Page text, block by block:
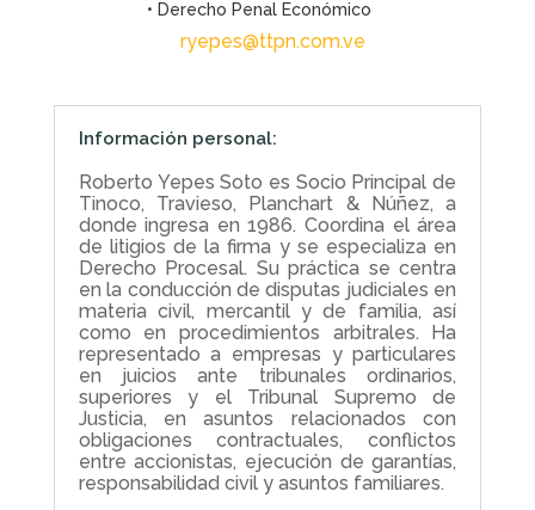
• Derecho Penal Económico
ryepes@ttpn.com.ve
Información personal:
Roberto Yepes Soto es Socio Principal de
Tinoco, Travieso, Planchart & Núñez, a
donde ingresa en 1986. Coordina el área
de litigios de la firma y se especializa en
Derecho Procesal. Su práctica se centra
en la conducción de disputas judiciales en
materia civil, mercantil y de familia, así
como en procedimientos arbitrales. Ha
representado a empresas y particulares
en juicios ante tribunales ordinarios,
superiores y el Tribunal Supremo de
Justicia, en asuntos relacionados con
obligaciones contractuales, conflictos
entre accionistas, ejecución de garantías,
responsabilidad civil y asuntos familiares.